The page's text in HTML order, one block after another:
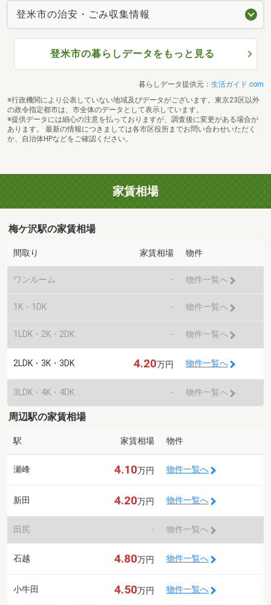
登米市の治安・ごみ収集情報
登米市の暮らしデータをもっと見る
暮らしデータ提供元： 生活ガイド.com
※行政機関により公表していない地域及びデータがございます。東京23区以外
の政令指定都市は、市全体のデータとして表示しています。
※提供データには細心の注意を払っておりますが、調査後に変更がある場合が
あります。 最新の情報につきましては各市区役所までお問い合わせいただく
か、自治体HPなどをご確認ください。
家賃相場
梅ケ沢駅の家賃相場
間取り 家賃相場 物件
ワンルーム - 物件一覧へ
1K・1DK - 物件一覧へ
1LDK・2K・2DK - 物件一覧へ
2LDK・3K・3DK 4.20万円 物件一覧へ
3LDK・4K・4DK - 物件一覧へ
周辺駅の家賃相場
駅 家賃相場 物件
瀬峰 4.10万円 物件一覧へ
新田 4.20万円 物件一覧へ
田尻 - 物件一覧へ
石越 4.80万円 物件一覧へ
小牛田 4.50万円 物件一覧へ